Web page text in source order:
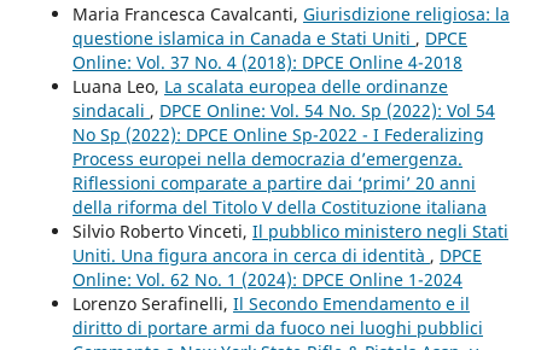
Maria Francesca Cavalcanti, Giurisdizione religiosa: la
questione islamica in Canada e Stati Uniti , DPCE
Online: Vol. 37 No. 4 (2018): DPCE Online 4-2018
Luana Leo, La scalata europea delle ordinanze
sindacali , DPCE Online: Vol. 54 No. Sp (2022): Vol 54
No Sp (2022): DPCE Online Sp-2022 - I Federalizing
Process europei nella democrazia d’emergenza.
Riflessioni comparate a partire dai ‘primi’ 20 anni
della riforma del Titolo V della Costituzione italiana
Silvio Roberto Vinceti, Il pubblico ministero negli Stati
Uniti. Una figura ancora in cerca di identità , DPCE
Online: Vol. 62 No. 1 (2024): DPCE Online 1-2024
Lorenzo Serafinelli, Il Secondo Emendamento e il
diritto di portare armi da fuoco nei luoghi pubblici